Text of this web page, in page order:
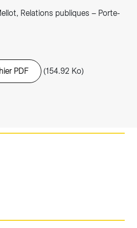
Relations publiques – Porte-
PDF (154.92 Ko)